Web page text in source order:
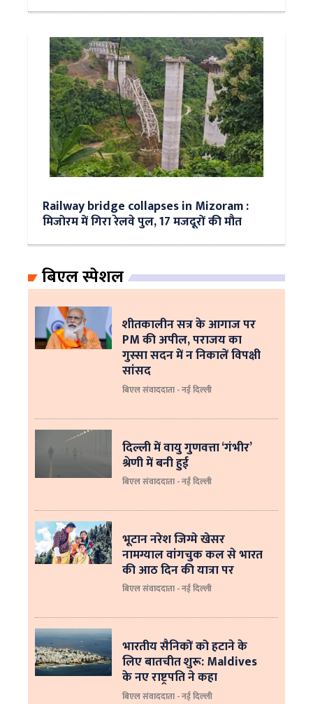
Railway bridge collapses in Mizoram :
मिजोरम में गिरा रेलवे पुल, 17 मजदूरों की मौत
बिएल स्पेशल
शीतकालीन सत्र के आगाज पर
PM की अपील, पराजय का
गुस्सा सदन में न निकालें विपक्षी
सांसद
बिएल संवाददाता - नई दिल्ली
दिल्ली में वायु गुणवत्ता ‘गंभीर’
श्रेणी में बनी हुई
बिएल संवाददाता - नई दिल्ली
भूटान नरेश जिग्मे खेसर
नामग्याल वांगचुक कल से भारत
की आठ दिन की यात्रा पर
बिएल संवाददाता - नई दिल्ली
भारतीय सैनिकों को हटाने के
लिए बातचीत शुरू: Maldives
के नए राष्ट्रपति ने कहा
बिएल संवाददाता - नई दिल्‍ली